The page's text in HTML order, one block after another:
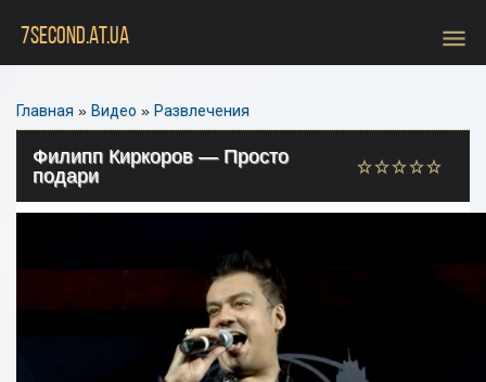
7SECOND.AT.UA menu
Главная » Видео » Развлечения
Филипп Киркоров — Просто
подари